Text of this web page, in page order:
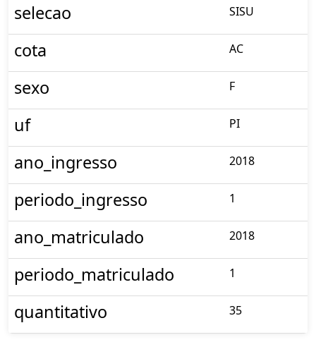
selecao
SISU
cota AC
sexo F
uf PI
ano_ingresso 2018
periodo_ingresso 1
ano_matriculado 2018
periodo_matriculado 1
quantitativo 35